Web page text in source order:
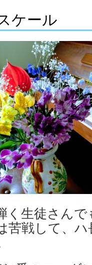
ケール
く生徒さん
苦戦して、